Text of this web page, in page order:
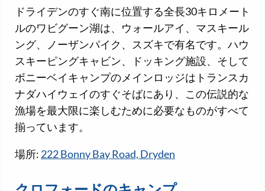
ドライデンのすぐ南に位置する全長30キロメート
ルのワビグーン湖は、ウォールアイ、マスキール
ング、ノーザンパイク、スズキで有名です。ハウ
スキーピングキャビン、ドッキング施設、そして
ボニーベイキャンプのメインロッジはトランスカ
ナダハイウェイのすぐそばにあり、この伝説的な
漁場を最大限に楽しむために必要なものがすべて
揃っています。
場所: 222 Bonny Bay Road, Dryden